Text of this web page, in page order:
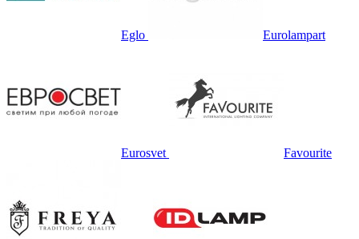
Eglo Eurolampart
Eurosvet Favourite